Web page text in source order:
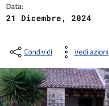
Data:
21 Dicembre, 2024
Condividi Vedi azioni